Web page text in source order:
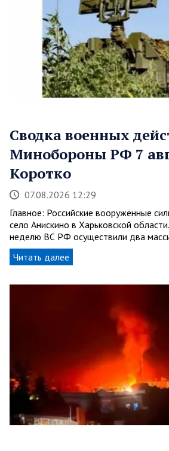
Сводка военных
Минобороны РФ 7
Коротко
07.08.2026 12:29
Главное: Российские вооружённые
село Анискино в Харьковской
неделю ВС РФ осуществили два
Читать далее